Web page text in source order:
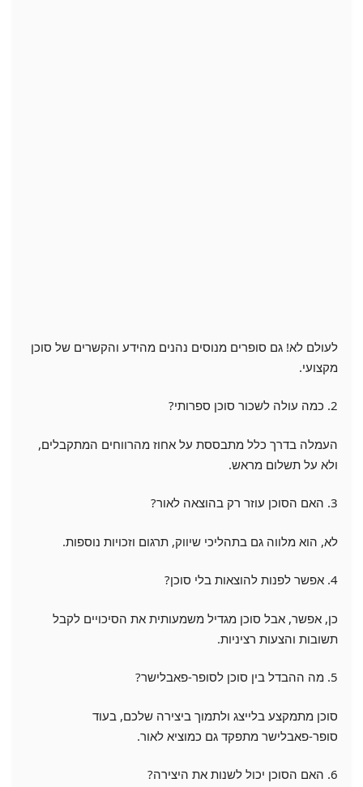
לעולם לא! גם סופרים מנוסים נהנים מהידע והקשרים של סוכן
מקצועי.
2. כמה עולה לשכור סוכן ספרותי?
העמלה בדרך כלל מתבססת על אחוז מהרווחים המתקבלים,
ולא על תשלום מראש.
3. האם הסוכן עוזר רק בהוצאה לאור?
לא, הוא מלווה גם בתהליכי שיווק, תרגום וזכויות נוספות.
4. אפשר לפנות להוצאות בלי סוכן?
כן, אפשר, אבל סוכן מגדיל משמעותית את הסיכויים לקבל
תשובות והצעות רציניות.
5. מה ההבדל בין סוכן לסופר-פאבלישר?
סוכן מתמקצע בלייצג ולתמוך ביצירה שלכם, בעוד
סופר-פאבלישר מתפקד גם כמוציא לאור.
6. האם הסוכן יכול לשנות את היצירה?